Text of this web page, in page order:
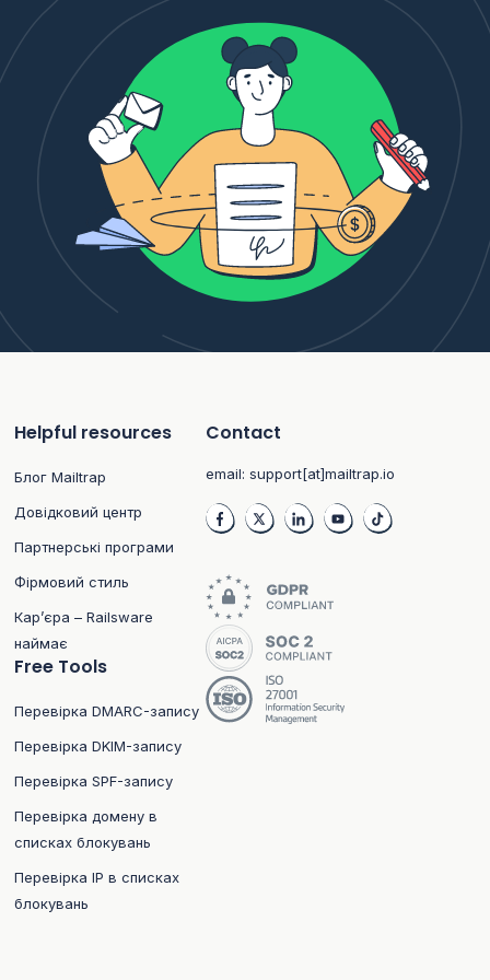
Helpful resources
Блог Mailtrap
Довідковий центр
Партнерські програми
Фірмовий стиль
Кар’єра – Railsware
наймає
Free Tools
Перевірка DMARC-запису
Перевірка DKIM-запису
Перевірка SPF-запису
Перевірка домену в
списках блокувань
Перевірка IP в списках
блокувань
Contact
email: support[at]mailtrap.io